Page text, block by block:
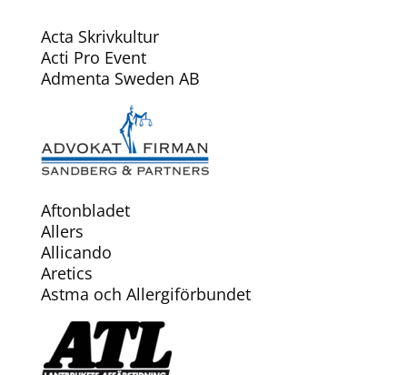
Acta Skrivkultur
Acti Pro Event
Admenta Sweden AB
Aftonbladet
Allers
Allicando
Aretics
Astma och Allergiförbundet